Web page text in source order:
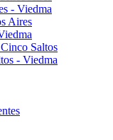
- Viedma
Aires
Saltos
- Viedma